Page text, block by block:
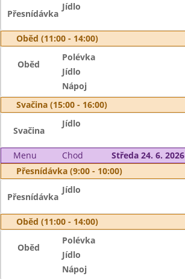
Přesnídávka
Jídlo
Oběd (11:00 - 14:00)
Oběd
Polévka
Jídlo
Nápoj
Svačina (15:00 - 16:00)
Svačina
Jídlo
Menu Chod
Středa 24. 6. 2026
Přesnídávka (9:00 - 10:00)
Přesnídávka
Jídlo
Oběd (11:00 - 14:00)
Oběd
Polévka
Jídlo
Nápoj